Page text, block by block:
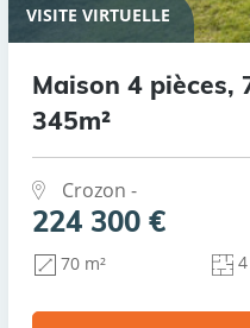
VISITE VIRTUELLE
Maison 4 pièces,
345m²
Crozon -
224 300 €
70 m² 4